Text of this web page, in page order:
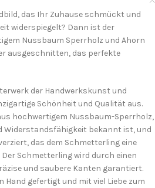
das Ihr Zuhause schmückt und
widerspiegelt? Dann ist der
Nussbaum Sperrholz und Ahorn
ausgeschnitten, das perfekte
der Handwerkskunst und
Schönheit und Qualität aus.
hochwertigem Nussbaum-Sperrholz,
Widerstandsfähigkeit bekannt ist, und
das dem Schmetterling eine
Schmetterling wird durch einen
und saubere Kanten garantiert.
Hand gefertigt und mit viel Liebe zum